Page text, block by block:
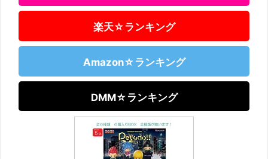
楽天☆ランキング
Amazon☆ランキング
DMM☆ランキング